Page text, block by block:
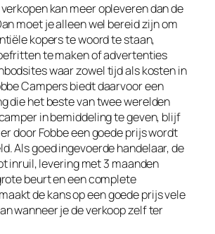
kan meer opleveren dan de
moet je alleen wel bereid zijn om
kopers te woord te staan,
te maken of advertenties
waar zowel tijd als kosten in
Campers biedt daarvoor een
die het beste van twee werelden
in bemiddeling te geven, blijf
door Fobbe een goede prijs wordt
Als goed ingevoerde handelaar, de
inruil, levering met 3 maanden
beurt en een complete
de kans op een goede prijs vele
wanneer je de verkoop zelf ter